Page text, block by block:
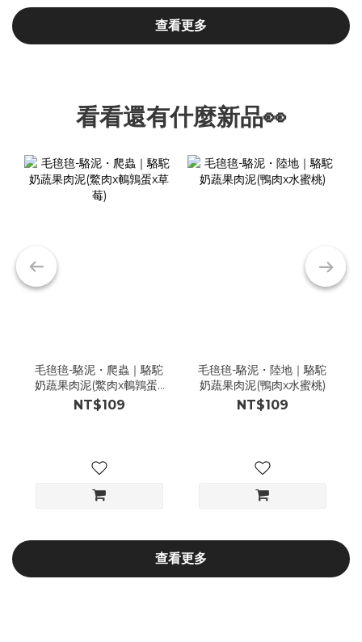
查看更多
看看還有什麼新品👀
毛毰毰-駱泥・爬蟲｜駱駝
奶蔬果肉泥(鱉肉x鵪鶉蛋x
草莓)
NT$109
毛毰毰-駱泥・陸地｜駱駝
奶蔬果肉泥(鴨肉x水蜜桃)
NT$109
查看更多